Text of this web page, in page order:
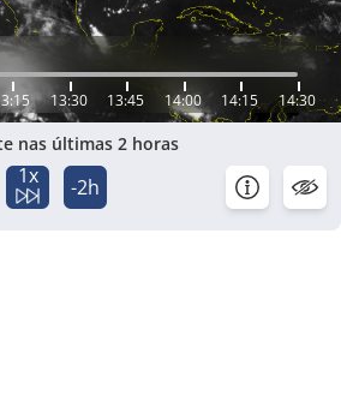
13:30 13:45 14:00 14:15 14:30
nas últimas 2 horas
1x -2h